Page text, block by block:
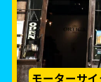
モーターサ